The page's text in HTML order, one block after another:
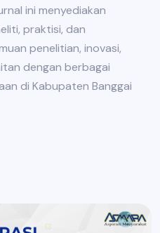
ini menyediakan
praktisi, dan
penelitian, inovasi,
dengan berbagai
di Kabupaten Banggai